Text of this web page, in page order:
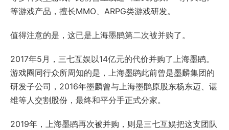
等游戏产品，擅长MMO、ARPG类游戏研发。
值得注意的是，这已是上海墨鹍第二次被并购了。
2017年5月，三七互娱以14亿元的代价并购了上海墨鹍。
游戏圈同行众所周知的是，上海墨鹍此前曾是墨麟集团的
研发子公司，2016年墨麟曾与上海墨鹍原股东杨东迈、谌
维等人交割股份，最终和平分手正式分家。
2019年，上海墨鹍再次被并购，则是三七互娱把这支团队